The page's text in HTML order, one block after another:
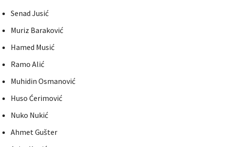
Senad Jusić
Muriz Baraković
Hamed Musić
Ramo Alić
Muhidin Osmanović
Huso Ćerimović
Nuko Nukić
Ahmet Gušter